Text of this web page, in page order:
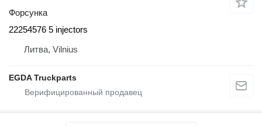
Форсунка
22254576 5 injectors
Литва, Vilnius
EGDA Truckparts